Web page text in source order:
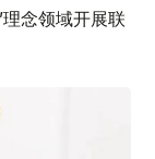
念领域开展联